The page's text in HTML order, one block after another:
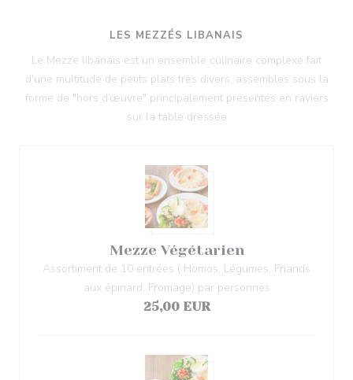
LES MEZZÉS LIBANAIS
Le Mezze libanais est un ensemble culinaire complexe fait
d'une multitude de petits plats très divers, assembles sous la
forme de "hors d’œuvre" principalement présentés en raviers
sur la table dressée
Mezze Végétarien
Assortiment de 10 entrées ( Homos, Légumes, Friands
aux épinard, Fromage) par personnes
25,00 EUR